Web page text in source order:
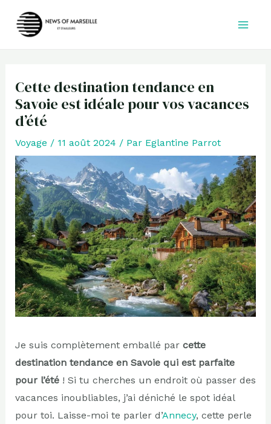
Cette destination tendance en
Savoie est idéale pour vos vacances
d’été
Voyage / 11 août 2024 / Par Eglantine Parrot
Je suis complètement emballé par cette
destination tendance en Savoie qui est parfaite
pour l’été! Si tu cherches un endroit où passer des
vacances inoubliables, j’ai déniché le spot idéal
pour toi. Laisse-moi te parler d’Annecy, cette perle